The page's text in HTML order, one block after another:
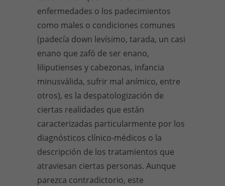
enfermedades o los padecimientos
como males o condiciones comunes
(padecía down levísimo, tarada, un casi
enano que zafó de ser enano,
liliputienses y cabezonas, infancia
minusválida, sufrir mal anímico, entre
otros), es la despatologización de
ciertas realidades que están
caracterizadas particularmente por los
diagnósticos clínico-médicos o la
descripción de los tratamientos que
atraviesan ciertas personas. Aunque
parezca contradictorio, este